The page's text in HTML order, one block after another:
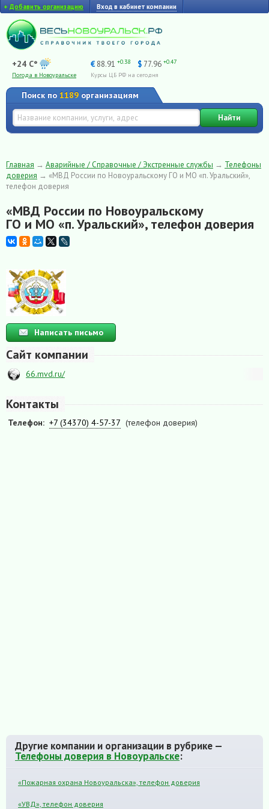
+ Добавить организацию Вход в кабинет компании
+24 C°
Погода в Новоуральске
€ 88.91 +0.38 $ 77.96 +0.47
Курсы ЦБ РФ на сегодня
Поиск по 1189 организациям
Найти
Главная → Аварийные / Справочные / Экстренные службы → Телефоны
доверия → «МВД России по Новоуральскому ГО и МО «п. Уральский»,
телефон доверия
«МВД России по Новоуральскому
ГО и МО «п. Уральский», телефон доверия
Написать письмо
Сайт компании
66.mvd.ru/
Контакты
Телефон: +7 (34370) 4-57-37 (телефон доверия)
Другие компании и организации в рубрике —
Телефоны доверия в Новоуральске:
«Пожарная охрана Новоуральска», телефон доверия
«УВД», телефон доверия